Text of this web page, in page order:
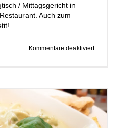
/ Mittagsgericht in
Auch zum
Kommentare deaktiviertfür